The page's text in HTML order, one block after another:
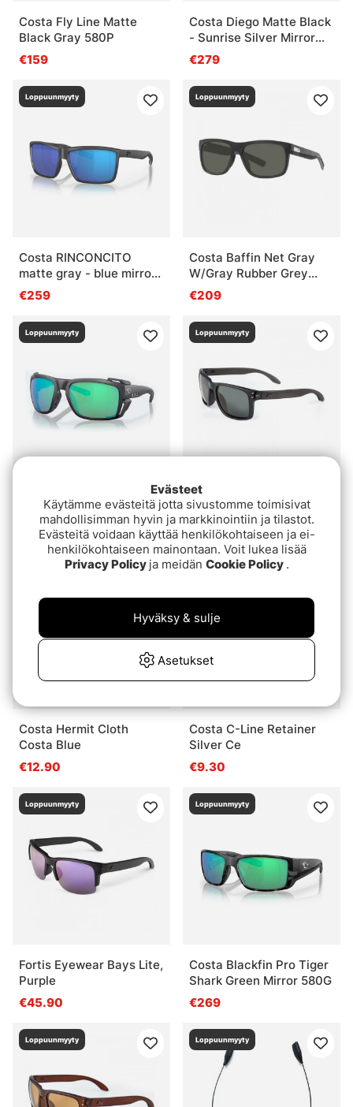
Costa Fly Line Matte
Black Gray 580P
€159
Costa Diego Matte Black
- Sunrise Silver Mirror
580G
€279
Loppuunmyyty
Costa RINCONCITO
matte gray - blue mirror
580G
€259
Loppuunmyyty
Costa Baffin Net Gray
W/Gray Rubber Grey
580G
€209
Loppuunmyyty
Costa King Tide 8 Black
Pearl, Green Mirror 580g
€339
Loppuunmyyty
Fortis Eyewear Bays,
Smoke
€45.90
Loppuunmyyty
Costa Hermit Cloth
Costa Blue
€12.90
Loppuunmyyty
Costa C-Line Retainer
Silver Ce
€9.30
Loppuunmyyty
Fortis Eyewear Bays Lite,
Purple
€45.90
Loppuunmyyty
Costa Blackfin Pro Tiger
Shark Green Mirror 580G
€269
Loppuunmyyty Loppuunmyyty
Evästeet
Käytämme evästeitä jotta sivustomme toimisivat
mahdollisimman hyvin ja markkinointiin ja tilastot.
Evästeitä voidaan käyttää henkilökohtaiseen ja ei-
henkilökohtaiseen mainontaan. Voit lukea lisää
Privacy Policy ja meidän Cookie Policy .
Asetukset
Hyväksy & sulje